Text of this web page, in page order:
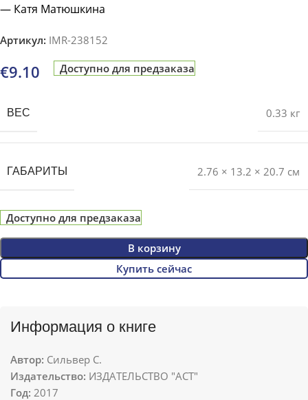
— Катя Матюшкина
Артикул: IMR-238152
€9.10 Доступно для предзаказа
ВЕС 0.33 кг
ГАБАРИТЫ 2.76 × 13.2 × 20.7 см
Доступно для предзаказа
В корзину
Купить сейчас
Информация о книге
Автор: Сильвер С.
Издательство: ИЗДАТЕЛЬСТВО "АСТ"
Год: 2017